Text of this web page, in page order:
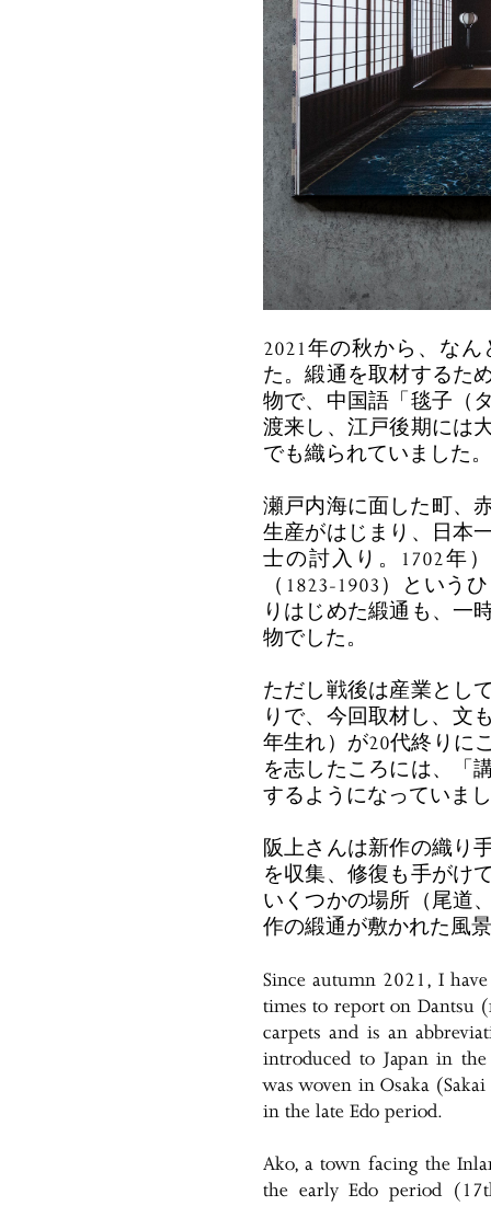
2021年の秋から、な
た。緞通を取材するた
物で、中国語「毯子（
渡来し、江戸後期には
でも織られていました。
瀬戸内海に面した町、
生産がはじまり、日本
士の討入り。1702年
（1823-1903）という
りはじめた緞通も、一
物でした。
ただし戦後は産業とし
りで、今回取材し、文
年生れ）が20代終りに
を志したころには、「
するようになっていま
阪上さんは新作の織り
を収集、修復も手がけ
いくつかの場所（尾道
作の緞通が敷かれた風
Since autumn 2021, I
times to report on Dantsu
carpets and is an
introduced to Japan in
was woven in Osaka
in the late Edo period.
Ako, a town facing the
the early Edo period